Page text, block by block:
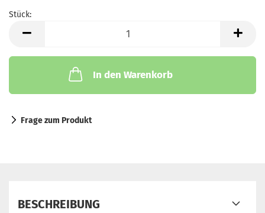
Stück:
In den Warenkorb
Frage zum Produkt
BESCHREIBUNG